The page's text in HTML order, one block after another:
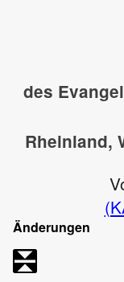
des
Rheinland,
Änderungen